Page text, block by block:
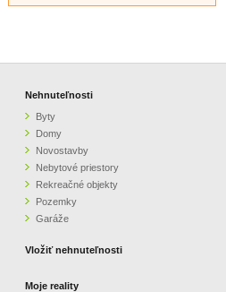
GARÁŽE
O NÁS
CENNÍK REALITNEJ INZERCIE
ZVÝRAZNENIE REALITNÝCH INZERÁTOV
Nehnuteľnosti
Byty
Domy
Novostavby
Nebytové priestory
Rekreačné objekty
Pozemky
Garáže
Vložiť nehnuteľnosti
Moje reality